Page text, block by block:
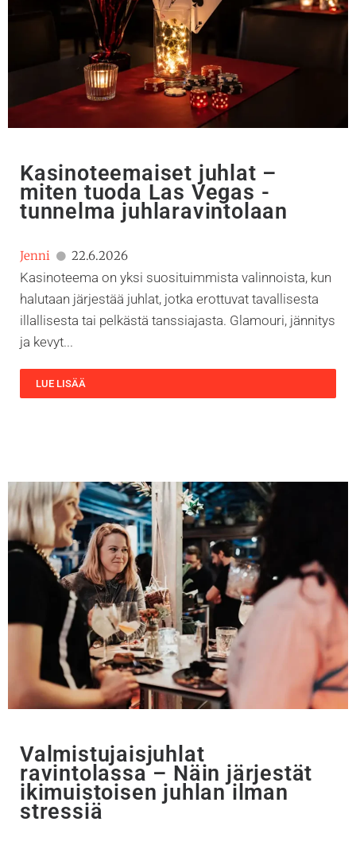
Kasinoteemaiset juhlat –
miten tuoda Las Vegas -
tunnelma juhlaravintolaan
Jenni 22.6.2026
Kasinoteema on yksi suosituimmista valinnoista, kun
halutaan järjestää juhlat, jotka erottuvat tavallisesta
illallisesta tai pelkästä tanssiajasta. Glamouri, jännitys
ja kevyt...
LUE LISÄÄ
Valmistujaisjuhlat
ravintolassa – Näin järjestät
ikimuistoisen juhlan ilman
stressiä